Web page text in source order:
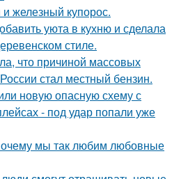
железный купорос.
уюта в кухню и сделала
стиле.
что причиной массовых
стал местный бензин.
новую опасную схему с
- под удар попали уже
мы так любим любовные